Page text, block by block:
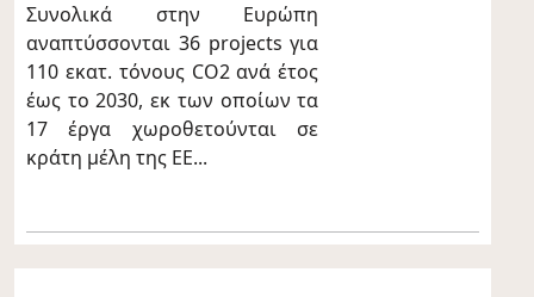
Συνολικά στην Ευρώπη
αναπτύσσονται 36 projects για
110 εκατ. τόνους CO2 ανά έτος
έως το 2030, εκ των οποίων τα
17 έργα χωροθετούνται σε
κράτη μέλη της ΕΕ...